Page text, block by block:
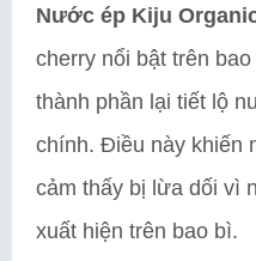
Nước ép Kiju
cherry nổi bật trên
thành phần lại tiết lộ
chính. Điều này khiến
cảm thấy bị lừa dối vì
xuất hiện trên bao bì.